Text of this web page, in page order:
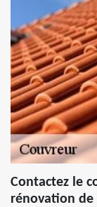
Contactez le
rénovation